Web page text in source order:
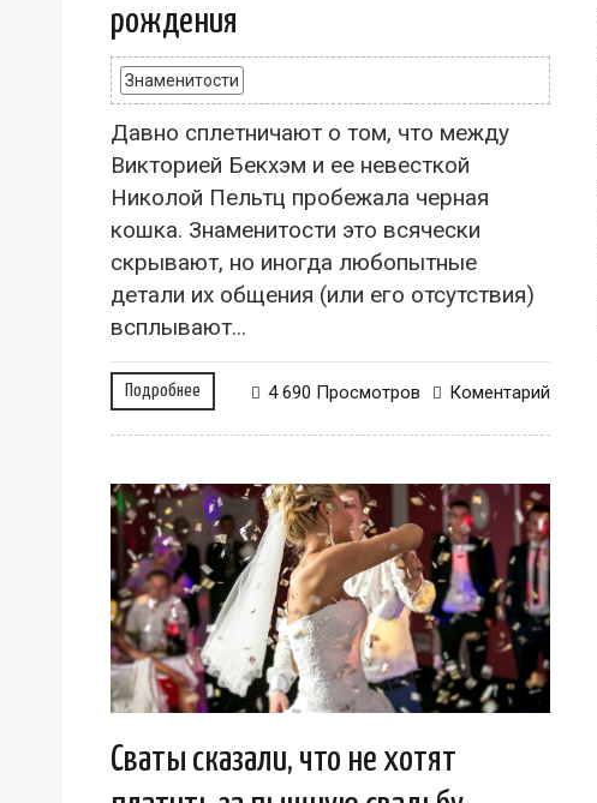
рождения
Знаменитости
Давно сплетничают о том, что между
Викторией Бекхэм и ее невесткой
Николой Пельтц пробежала черная
кошка. Знаменитости это всячески
скрывают, но иногда любопытные
детали их общения (или его отсутствия)
всплывают...
Подробнее Коментарий
4 690 Просмотров
Сваты сказали, что не хотят